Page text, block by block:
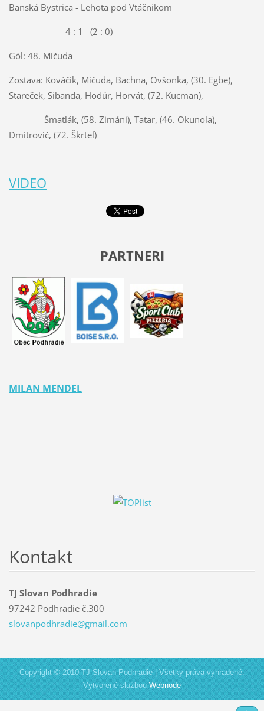
Banská Bystrica - Lehota pod Vtáčnikom
4 : 1 (2 : 0)
Gól: 48. Mičuda
Zostava: Kováčik, Mičuda, Bachna, Ovšonka, (30. Egbe),
Stareček, Sibanda, Hodúr, Horvát, (72. Kucman),
Šmatlák, (58. Zimáni), Tatar, (46. Okunola),
Dmitrovič, (72. Škrteľ)
VIDEO
PARTNERI
MILAN MENDEL
Kontakt
TJ Slovan Podhradie
97242 Podhradie č.300
slovanpodhradie@gmail.com
Copyright © 2010 TJ Slovan Podhradie | Všetky práva vyhradené.
Vytvorené službouWebnode